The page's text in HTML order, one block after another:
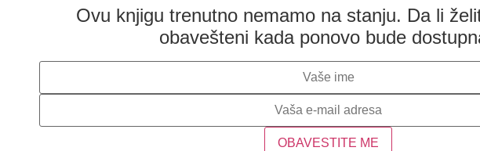
Ovu knjigu trenutno nemamo na stanju. Da li
obavešteni kada ponovo bude
OBAVESTITE ME